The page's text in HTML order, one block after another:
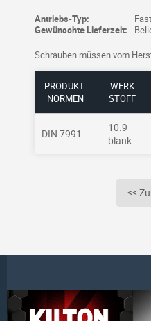
Antriebs-Typ:
Gewünschte Lieferzeit:
Schrauben müssen vom
PRODUKT-
NORMEN
WERK
STOFF
DIN 7991
10.9
blank
<<